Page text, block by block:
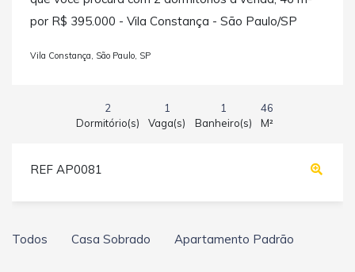
por R$ 395.000 - Vila Constança - São Paulo/SP
Vila Constança, São Paulo, SP
2
Dormitório(s)
1
Vaga(s)
1
Banheiro(s)
46
M²
REF AP0081
Todos Casa Sobrado Apartamento Padrão